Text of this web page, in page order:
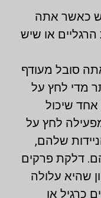
כאשר אתה
או שיש
סובל מעודף
מדי לחץ על
אחד שיכול
לחץ על
שלהם,
דלקת פרקים
שהיא עלולה
כרגיל או